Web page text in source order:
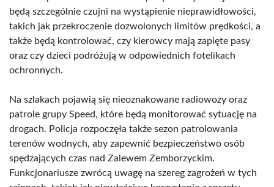
będą szczególnie czujni na wystąpienie nieprawidłowości,
takich jak przekroczenie dozwolonych limitów prędkości, a
także będą kontrolować, czy kierowcy mają zapięte pasy
oraz czy dzieci podróżują w odpowiednich fotelikach
ochronnych.
Na szlakach pojawią się nieoznakowane radiowozy oraz
patrole grupy Speed, które będą monitorować sytuację na
drogach. Policja rozpoczęła także sezon patrolowania
terenów wodnych, aby zapewnić bezpieczeństwo osób
spędzających czas nad Zalewem Zemborzyckim.
Funkcjonariusze zwrócą uwagę na szereg zagrożeń w tych